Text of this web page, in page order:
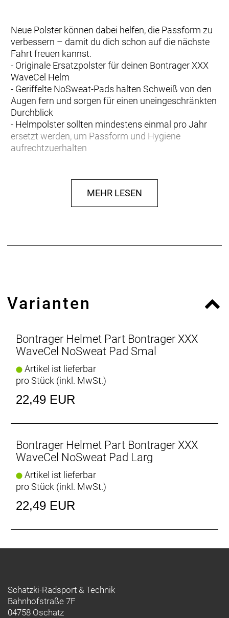
Neue Polster können dabei helfen, die Passform zu
verbessern – damit du dich schon auf die nächste
Fahrt freuen kannst.
- Originale Ersatzpolster für deinen Bontrager XXX
WaveCel Helm
- Geriffelte NoSweat-Pads halten Schweiß von den
Augen fern und sorgen für einen uneingeschränkten
Durchblick
- Helmpolster sollten mindestens einmal pro Jahr
ersetzt werden, um Passform und Hygiene
aufrechtzuerhalten
MEHR LESEN
Varianten
Bontrager Helmet Part Bontrager XXX
WaveCel NoSweat Pad Smal
Artikel ist lieferbar
pro Stück (inkl. MwSt.)
22,49 EUR
Bontrager Helmet Part Bontrager XXX
WaveCel NoSweat Pad Larg
Artikel ist lieferbar
pro Stück (inkl. MwSt.)
22,49 EUR
Schatzki-Radsport & Technik
Bahnhofstraße 7F
04758 Oschatz